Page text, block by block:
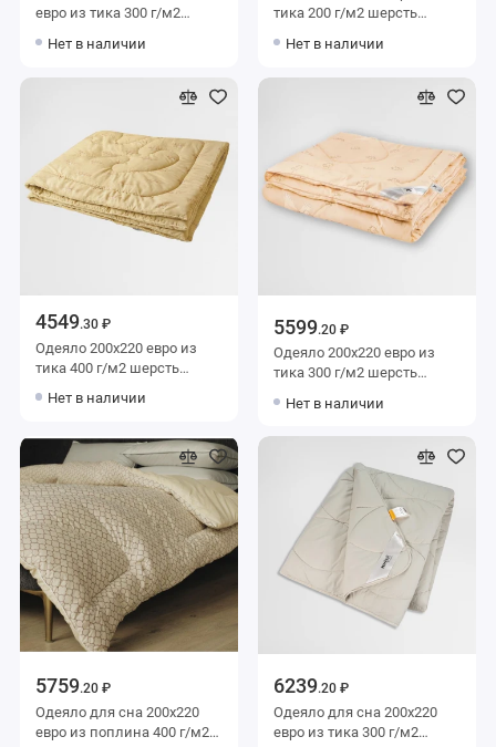
евро из тика 300 г/м2
силиконизированное
Нет в наличии
тика 200 г/м2 шерсть
Нет в наличии
4549.30 ₽
Одеяло 200х220 евро из
тика 400 г/м2 шерсть
Нет в наличии
5599.20 ₽
Одеяло 200х220 евро из
тика 300 г/м2 шерсть
Нет в наличии
5759.20 ₽
Одеяло для сна 200х220
евро из поплина 400 г/м2
6239.20 ₽
Одеяло для сна 200х220
евро из тика 300 г/м2